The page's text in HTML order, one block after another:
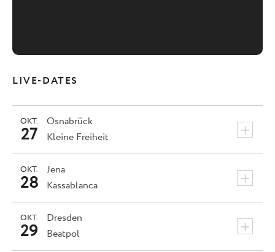
LIVE-DATES
Osnabrück +
OKT.
27 Kleine Freiheit
Jena +
OKT.
28 Kassablanca
Dresden +
OKT.
29 Beatpol